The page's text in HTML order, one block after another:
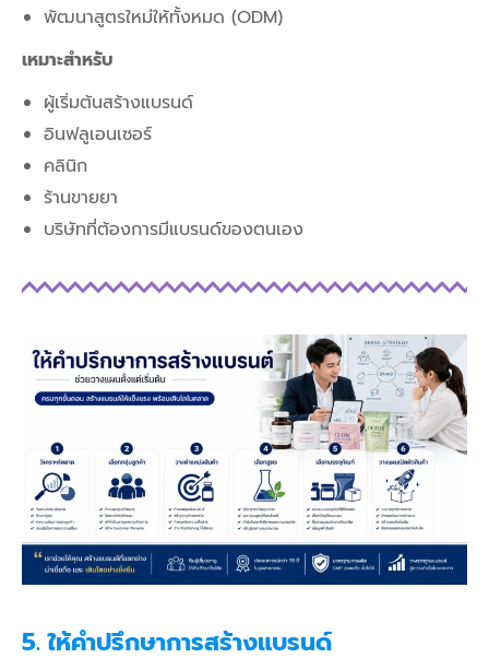
พัฒนาสูตรใหม่ให้ทั้งหมด (ODM)
เหมาะสำหรับ
ผู้เริ่มต้นสร้างแบรนด์
อินฟลูเอนเซอร์
คลินิก
ร้านขายยา
บริษัทที่ต้องการมีแบรนด์ของตนเอง
5. ให้คำปรึกษาการสร้างแบรนด์